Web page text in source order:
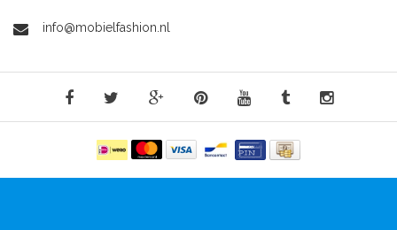
info@mobielfashion.nl